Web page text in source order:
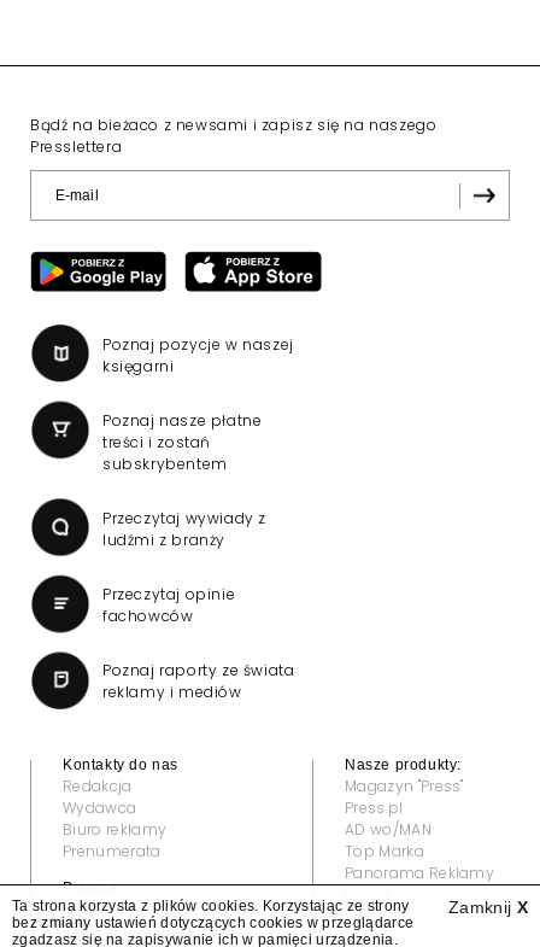
Bądź na bieżaco z newsami i zapisz się na naszego
Presslettera
Poznaj pozycje w naszej
księgarni
Poznaj nasze płatne
treści i zostań
subskrybentem
Przeczytaj wywiady z
ludźmi z branży
Przeczytaj opinie
fachowców
Poznaj raporty ze świata
reklamy i mediów
Kontakty do nas
Redakcja
Wydawca
Biuro reklamy
Prenumerata
Prawne:
Regulamin
Klauzula informacyjna
Nasze produkty:
Magazyn "Press"
Press.pl
AD wo/MAN
Top Marka
Panorama Reklamy
Zamknij X
Ta strona korzysta z plików cookies. Korzystając ze strony
bez zmiany ustawień dotyczących cookies w przeglądarce
zgadzasz się na zapisywanie ich w pamięci urządzenia.